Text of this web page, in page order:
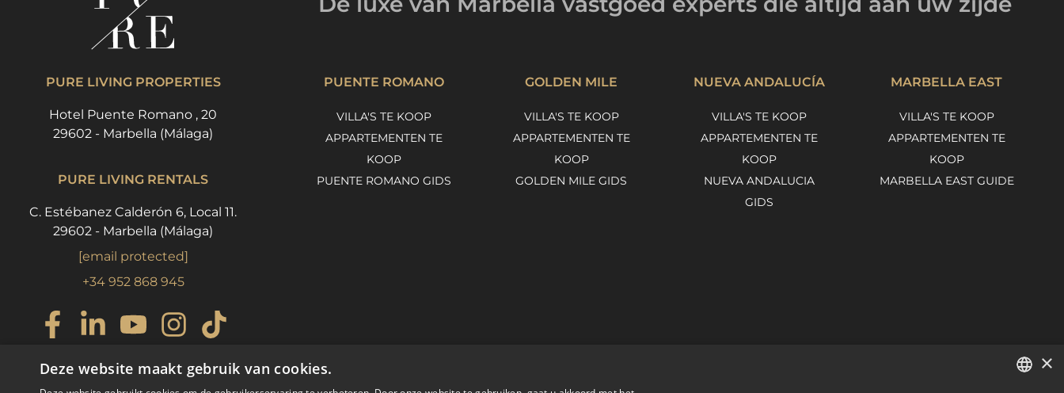
PURE LIVING PROPERTIES
Hotel Puente Romano , 20
29602 - Marbella (Málaga)
PURE LIVING RENTALS
C. Estébanez Calderón 6, Local 11.
29602 - Marbella (Málaga)
[email protected]
+34 952 868 945
PUENTE ROMANO
VILLA'S TE KOOP
APPARTEMENTEN TE
KOOP
PUENTE ROMANO GIDS
GOLDEN MILE
VILLA'S TE KOOP
APPARTEMENTEN TE
KOOP
GOLDEN MILE GIDS
NUEVA ANDALUCÍA
VILLA'S TE KOOP
APPARTEMENTEN TE
KOOP
NUEVA ANDALUCIA
GIDS
MARBELLA EAST
VILLA'S TE KOOP
APPARTEMENTEN TE
KOOP
MARBELLA EAST GUIDE
×
Deze website maakt gebruik van cookies.